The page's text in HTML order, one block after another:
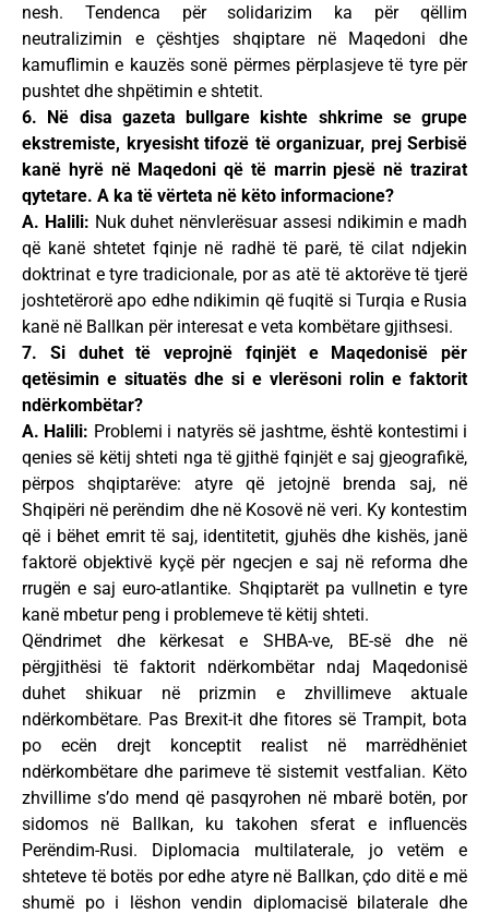
nesh. Tendenca për solidarizim ka për qëllim
neutralizimin e çështjes shqiptare në Maqedoni dhe
kamuflimin e kauzës sonë përmes përplasjeve të tyre për
pushtet dhe shpëtimin e shtetit.
6. Në disa gazeta bullgare kishte shkrime se grupe
ekstremiste, kryesisht tifozë të organizuar, prej Serbisë
kanë hyrë në Maqedoni që të marrin pjesë në trazirat
qytetare. A ka të vërteta në këto informacione?
A. Halili: Nuk duhet nënvlerësuar assesi ndikimin e madh
që kanë shtetet fqinje në radhë të parë, të cilat ndjekin
doktrinat e tyre tradicionale, por as atë të aktorëve të tjerë
joshtetërorë apo edhe ndikimin që fuqitë si Turqia e Rusia
kanë në Ballkan për interesat e veta kombëtare gjithsesi.
7. Si duhet të veprojnë fqinjët e Maqedonisë për
qetësimin e situatës dhe si e vlerësoni rolin e faktorit
ndërkombëtar?
A. Halili: Problemi i natyrës së jashtme, është kontestimi i
qenies së këtij shteti nga të gjithë fqinjët e saj gjeografikë,
përpos shqiptarëve: atyre që jetojnë brenda saj, në
Shqipëri në perëndim dhe në Kosovë në veri. Ky kontestim
që i bëhet emrit të saj, identitetit, gjuhës dhe kishës, janë
faktorë objektivë kyçë për ngecjen e saj në reforma dhe
rrugën e saj euro-atlantike. Shqiptarët pa vullnetin e tyre
kanë mbetur peng i problemeve të këtij shteti.
Qëndrimet dhe kërkesat e SHBA-ve, BE-së dhe në
përgjithësi të faktorit ndërkombëtar ndaj Maqedonisë
duhet shikuar në prizmin e zhvillimeve aktuale
ndërkombëtare. Pas Brexit-it dhe fitores së Trampit, bota
po ecën drejt konceptit realist në marrëdhëniet
ndërkombëtare dhe parimeve të sistemit vestfalian. Këto
zhvillime s’do mend që pasqyrohen në mbarë botën, por
sidomos në Ballkan, ku takohen sferat e influencës
Perëndim-Rusi. Diplomacia multilaterale, jo vetëm e
shteteve të botës por edhe atyre në Ballkan, çdo ditë e më
shumë po i lëshon vendin diplomacisë bilaterale dhe